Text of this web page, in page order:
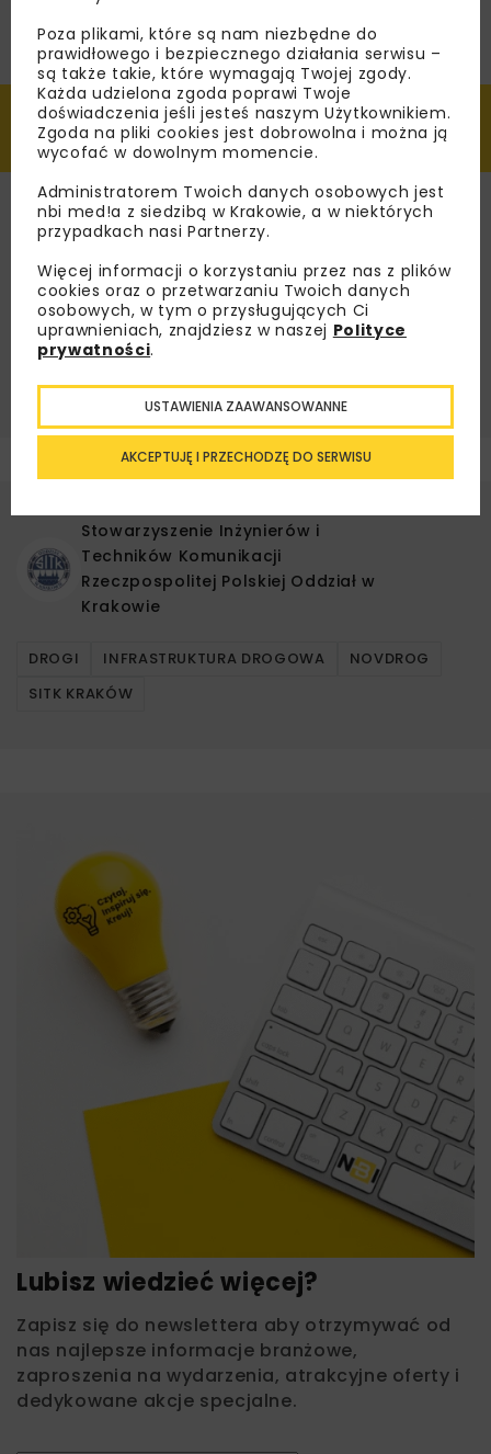
i Techników Komunikacji RP Oddział
w Krakowie przy udziale: Politechniki
Krakowskiej: Katedry Dróg, Kolei i Inżynierii
Ruchu oraz Katedry Systemów
Transportowych, Generalnej Dyrekcji Dróg
Krajowych i Autostrad Oddział w Krakowie,
Zarządu Dróg Wojewódzkich w Krakowie,
Zarządu Dróg Powiatu Krakowskiego,
Zarządu Dróg Miasta Krakowa
Adres organizatora: ul. Siostrzana 11, 30-
804 Kraków
Tel.: +48 12 658 93 72
E-mail: krakow@sitkrp.org.pl
WWW: https://novdrog-25.sitk.org.pl
Stowarzyszenie Inżynierów i
Techników Komunikacji
Rzeczpospolitej Polskiej Oddział w
Krakowie
DROGI INFRASTRUKTURA DROGOWA
NOVDROG
SITK KRAKÓW
Lubisz wiedzieć więcej?
Zapisz się do newslettera aby otrzymywać od
nas najlepsze informacje branżowe,
zaproszenia na wydarzenia, atrakcyjne oferty i
dedykowane akcje specjalne.
Poza plikami, które są nam niezbędne do
prawidłowego i bezpiecznego działania serwisu –
są także takie, które wymagają Twojej zgody.
Każda udzielona zgoda poprawi Twoje
doświadczenia jeśli jesteś naszym Użytkownikiem.
Zgoda na pliki cookies jest dobrowolna i można ją
wycofać w dowolnym momencie.
Administratorem Twoich danych osobowych jest
nbi med!a z siedzibą w Krakowie, a w niektórych
przypadkach nasi Partnerzy.
Więcej informacji o korzystaniu przez nas z plików
cookies oraz o przetwarzaniu Twoich danych
osobowych, w tym o przysługujących Ci
uprawnieniach, znajdziesz w naszej Polityce
prywatności.
AKCEPTUJĘ I PRZECHODZĘ DO SERWISU
USTAWIENIA ZAAWANSOWANNE